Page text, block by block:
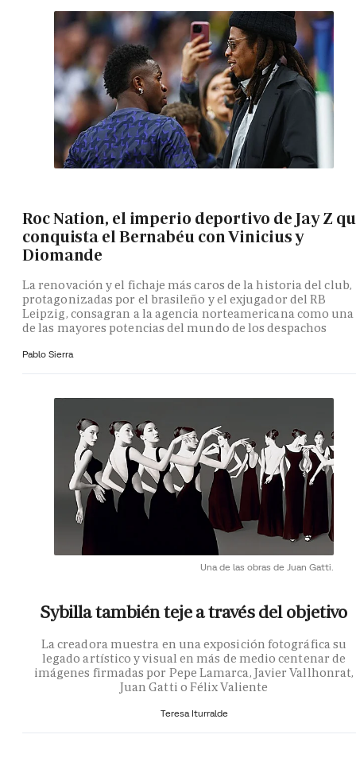
Roc Nation, el imperio deportivo de Jay Z
conquista el Bernabéu con Vinicius y
Diomande
La renovación y el fichaje más caros de la historia del club,
protagonizadas por el brasileño y el exjugador del RB
Leipzig, consagran a la agencia norteamericana como una
de las mayores potencias del mundo de los despachos
Pablo Sierra
Una de las obras de Juan Gatti.
Sybilla también teje a través del objetivo
La creadora muestra en una exposición fotográfica su
legado artístico y visual en más de medio centenar de
imágenes firmadas por Pepe Lamarca, Javier Vallhonrat,
Juan Gatti o Félix Valiente
Teresa Iturralde